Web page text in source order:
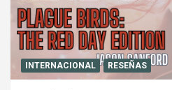
INTERNACIONAL RESEÑAS